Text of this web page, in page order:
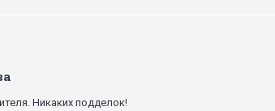
Никаких подделок!